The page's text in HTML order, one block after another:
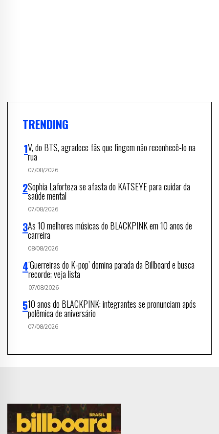
TRENDING
V, do BTS, agradece fãs que fingem não reconhecê-lo na
rua
07/08/2026
Sophia Laforteza se afasta do KATSEYE para cuidar da
saúde mental
07/08/2026
As 10 melhores músicas do BLACKPINK em 10 anos de
carreira
08/08/2026
‘Guerreiras do K-pop’ domina parada da Billboard e busca
recorde; veja lista
07/08/2026
10 anos do BLACKPINK: integrantes se pronunciam após
polêmica de aniversário
07/08/2026